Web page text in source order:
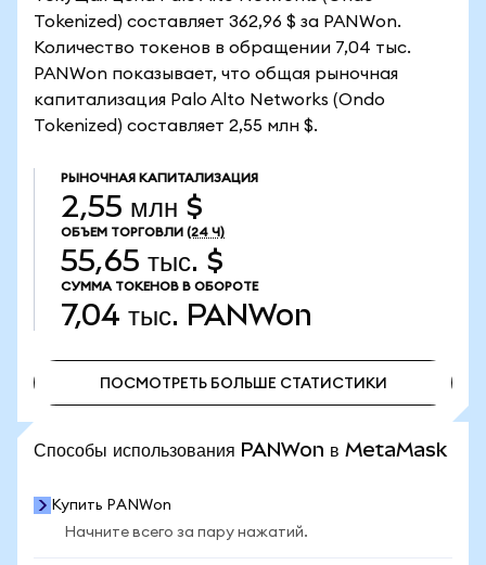
Tokenized) составляет 362,96 $ за PANWon.
Количество токенов в обращении 7,04 тыс.
PANWon показывает, что общая рыночная
капитализация Palo Alto Networks (Ondo
Tokenized) составляет 2,55 млн $.
РЫНОЧНАЯ КАПИТАЛИЗАЦИЯ
2,55 млн $
ОБЪЕМ ТОРГОВЛИ (24 Ч)
55,65 тыс. $
СУММА ТОКЕНОВ В ОБОРОТЕ
7,04 тыс. PANWon
ПОСМОТРЕТЬ БОЛЬШЕ СТАТИСТИКИ
Способы использования PANWon в MetaMask
Купить PANWon
Начните всего за пару нажатий.